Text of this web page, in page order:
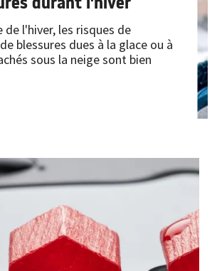
de l'hiver, les risques de
blessures dues à la glace ou à
sous la neige sont bien